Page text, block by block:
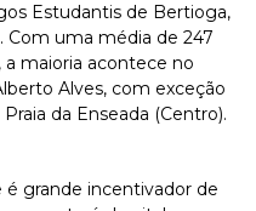
Estudantis de Bertioga,
Com uma média de 247
maioria acontece no
Alves, com exceção
da Enseada (Centro).
é grande incentivador de